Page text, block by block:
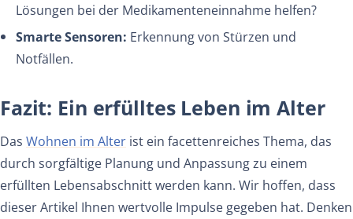
Lösungen bei der Medikamenteneinnahme helfen?
Smarte Sensoren: Erkennung von Stürzen und
Notfällen.
Fazit: Ein erfülltes Leben im Alter
Das Wohnen im Alter ist ein facettenreiches Thema, das
durch sorgfältige Planung und Anpassung zu einem
erfüllten Lebensabschnitt werden kann. Wir hoffen, dass
dieser Artikel Ihnen wertvolle Impulse gegeben hat. Denken